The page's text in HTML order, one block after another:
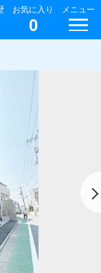
お気に入り
0
メニュー